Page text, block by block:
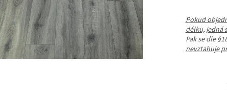
Pokud
délku, jedná
Pak se dle
nevztahuje